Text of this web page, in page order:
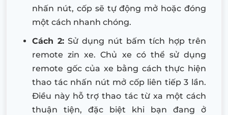
nhấn nút, cốp sẽ tự động mở hoặc đóng
một cách nhanh chóng.
Cách 2: Sử dụng nút bấm tích hợp trên
remote zin xe. Chủ xe có thể sử dụng
remote gốc của xe bằng cách thực hiện
thao tác nhấn nút mở cốp liên tiếp 3 lần.
Điều này hỗ trợ thao tác từ xa một cách
thuận tiện, đặc biệt khi bạn đang ở